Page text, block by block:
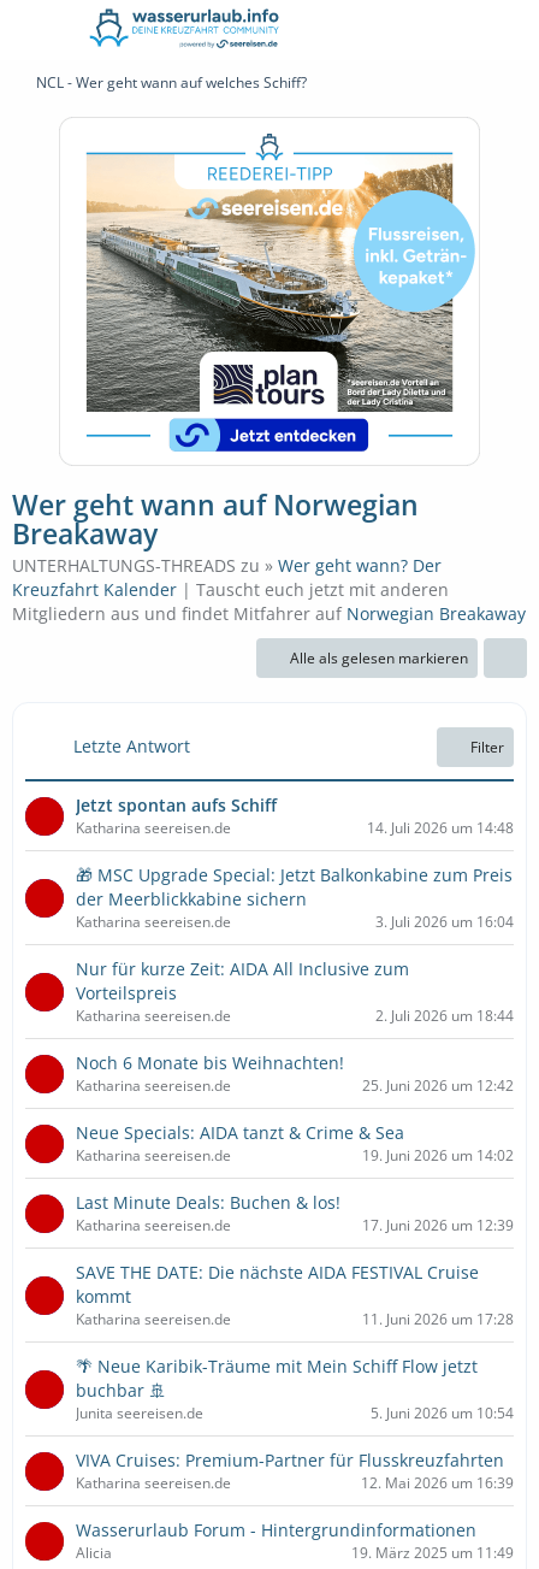
NCL - Wer geht wann auf welches Schiff?
Wer geht wann auf Norwegian
Breakaway
UNTERHALTUNGS-THREADS zu » Wer geht wann? Der
Kreuzfahrt Kalender | Tauscht euch jetzt mit anderen
Mitgliedern aus und findet Mitfahrer auf Norwegian Breakaway
Alle als gelesen markieren
Letzte Antwort Filter
Jetzt spontan aufs Schiff
Katharina seereisen.de 14. Juli 2026 um 14:48
🎁 MSC Upgrade Special: Jetzt Balkonkabine zum Preis
der Meerblickkabine sichern
Katharina seereisen.de 3. Juli 2026 um 16:04
Nur für kurze Zeit: AIDA All Inclusive zum
Vorteilspreis
Katharina seereisen.de 2. Juli 2026 um 18:44
Noch 6 Monate bis Weihnachten!
Katharina seereisen.de 25. Juni 2026 um 12:42
Neue Specials: AIDA tanzt & Crime & Sea
Katharina seereisen.de 19. Juni 2026 um 14:02
Last Minute Deals: Buchen & los!
Katharina seereisen.de 17. Juni 2026 um 12:39
SAVE THE DATE: Die nächste AIDA FESTIVAL Cruise
kommt
Katharina seereisen.de 11. Juni 2026 um 17:28
🌴 Neue Karibik-Träume mit Mein Schiff Flow jetzt
buchbar 🚢
Junita seereisen.de 5. Juni 2026 um 10:54
VIVA Cruises: Premium-Partner für Flusskreuzfahrten
Katharina seereisen.de 12. Mai 2026 um 16:39
Wasserurlaub Forum - Hintergrundinformationen
Alicia 19. März 2025 um 11:49